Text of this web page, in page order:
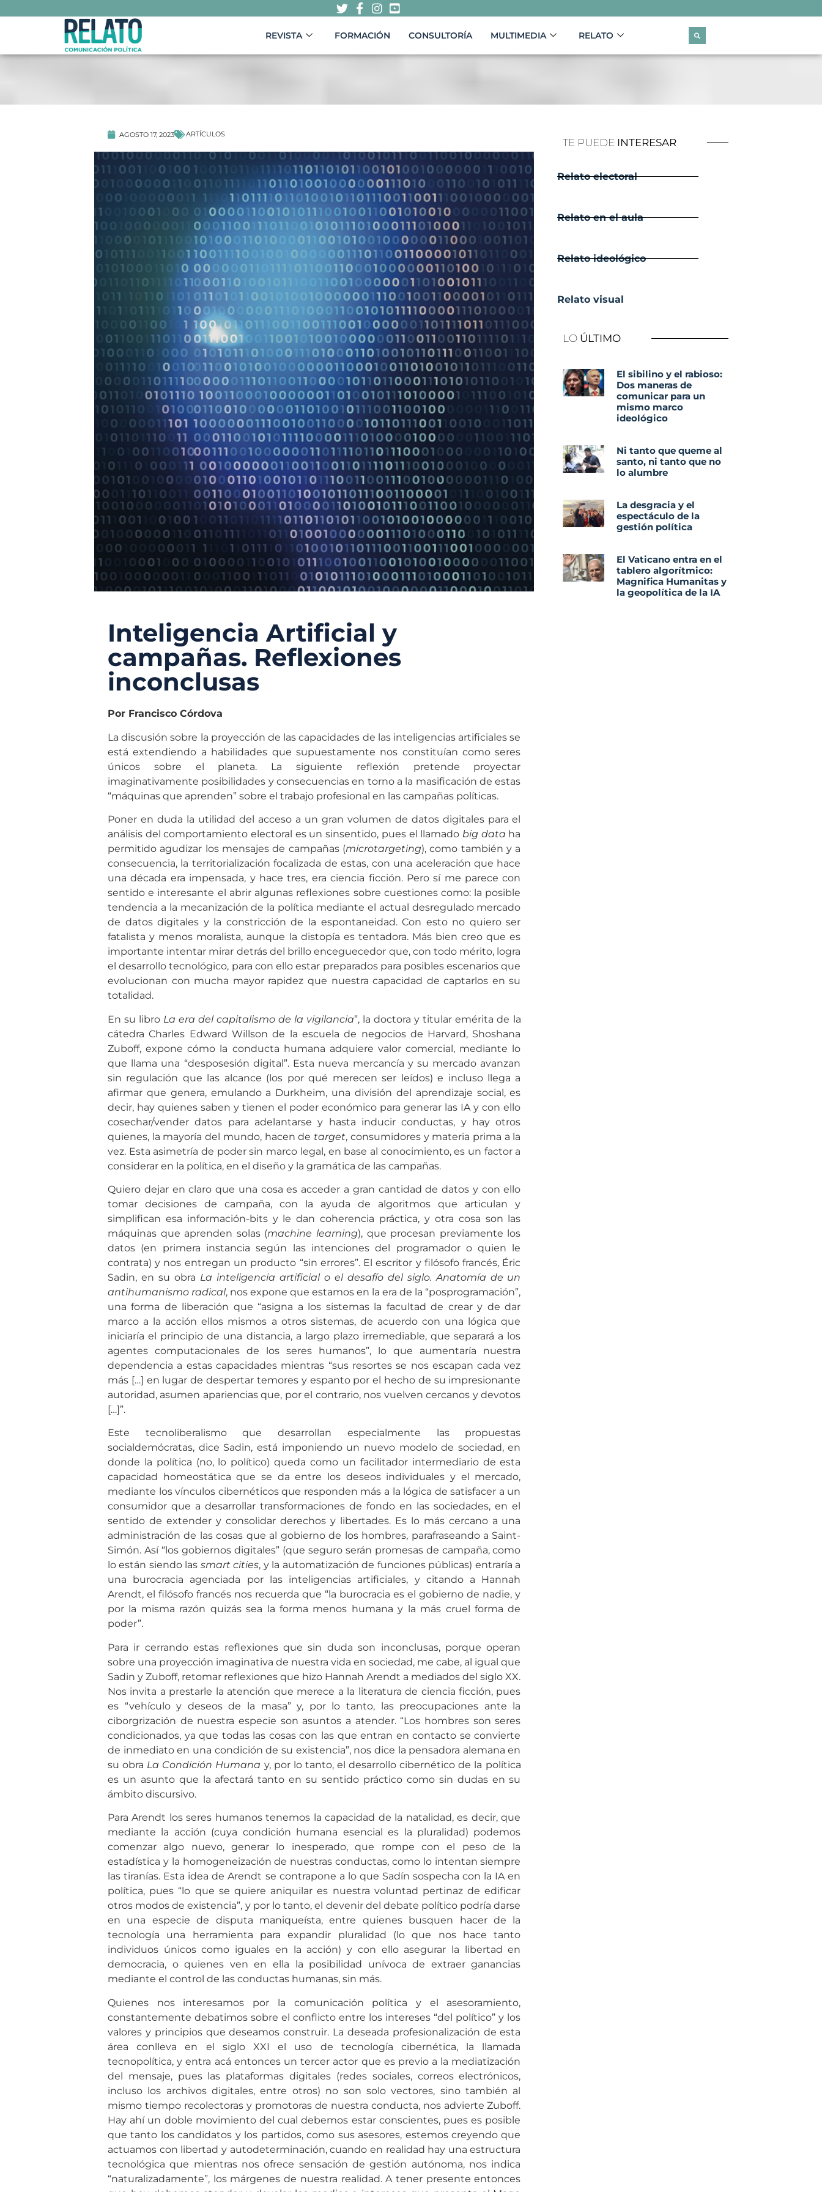
REVISTA FORMACIÓN CONSULTORÍA MULTIMEDIA RELATO
AGOSTO 17, 2023 ARTÍCULOS
Inteligencia Artificial y
campañas. Reflexiones
inconclusas
Por Francisco Córdova
La discusión sobre la proyección de las capacidades de las inteligencias artificiales se
está extendiendo a habilidades que supuestamente nos constituían como seres
únicos sobre el planeta. La siguiente reflexión pretende proyectar
imaginativamente posibilidades y consecuencias en torno a la masificación de estas
“máquinas que aprenden” sobre el trabajo profesional en las campañas políticas.
Poner en duda la utilidad del acceso a un gran volumen de datos digitales para el
análisis del comportamiento electoral es un sinsentido, pues el llamadobig data ha
permitido agudizar los mensajes de campañas (microtargeting), como también y a
consecuencia, la territorialización focalizada de estas, con una aceleración que hace
una década era impensada, y hace tres, era ciencia ficción. Pero sí me parece con
sentido e interesante el abrir algunas reflexiones sobre cuestiones como: la posible
tendencia a la mecanización de la política mediante el actual desregulado mercado
de datos digitales y la constricción de la espontaneidad. Con esto no quiero ser
fatalista y menos moralista, aunque la distopía es tentadora. Más bien creo que es
importante intentar mirar detrás del brillo enceguecedor que, con todo mérito, logra
el desarrollo tecnológico, para con ello estar preparados para posibles escenarios que
evolucionan con mucha mayor rapidez que nuestra capacidad de captarlos en su
totalidad.
En su libro La era del capitalismo de la vigilancia”, la doctora y titular emérita de la
cátedra Charles Edward Willson de la escuela de negocios de Harvard, Shoshana
Zuboff, expone cómo la conducta humana adquiere valor comercial, mediante lo
que llama una “desposesión digital”. Esta nueva mercancía y su mercado avanzan
sin regulación que las alcance (los por qué merecen ser leídos) e incluso llega a
afirmar que genera, emulando a Durkheim, una división del aprendizaje social, es
decir, hay quienes saben y tienen el poder económico para generar las IA y con ello
cosechar/vender datos para adelantarse y hasta inducir conductas, y hay otros
quienes, la mayoría del mundo, hacen de target, consumidores y materia prima a la
vez. Esta asimetría de poder sin marco legal, en base al conocimiento, es un factor a
considerar en la política, en el diseño y la gramática de las campañas.
Quiero dejar en claro que una cosa es acceder a gran cantidad de datos y con ello
tomar decisiones de campaña, con la ayuda de algoritmos que articulan y
simplifican esa información-bits y le dan coherencia práctica, y otra cosa son las
máquinas que aprenden solas (machine learning), que procesan previamente los
datos (en primera instancia según las intenciones del programador o quien le
contrata) y nos entregan un producto “sin errores”. El escritor y filósofo francés, Éric
Sadin, en su obra La inteligencia artificial o el desafío del siglo. Anatomía de un
antihumanismo radical, nos expone que estamos en la era de la “posprogramación”,
una forma de liberación que “asigna a los sistemas la facultad de crear y de dar
marco a la acción ellos mismos a otros sistemas, de acuerdo con una lógica que
iniciaría el principio de una distancia, a largo plazo irremediable, que separará a los
agentes computacionales de los seres humanos”, lo que aumentaría nuestra
dependencia a estas capacidades mientras “sus resortes se nos escapan cada vez
más […] en lugar de despertar temores y espanto por el hecho de su impresionante
autoridad, asumen apariencias que, por el contrario, nos vuelven cercanos y devotos
[…]”.
Este tecnoliberalismo que desarrollan especialmente las propuestas
socialdemócratas, dice Sadin, está imponiendo un nuevo modelo de sociedad, en
donde la política (no, lo político) queda como un facilitador intermediario de esta
capacidad homeostática que se da entre los deseos individuales y el mercado,
mediante los vínculos cibernéticos que responden más a la lógica de satisfacer a un
consumidor que a desarrollar transformaciones de fondo en las sociedades, en el
sentido de extender y consolidar derechos y libertades. Es lo más cercano a una
administración de las cosas que al gobierno de los hombres, parafraseando a Saint-
Simón. Así “los gobiernos digitales” (que seguro serán promesas de campaña, como
lo están siendo las smart cities, y la automatización de funciones públicas) entraría a
una burocracia agenciada por las inteligencias artificiales, y citando a Hannah
Arendt, el filósofo francés nos recuerda que “la burocracia es el gobierno de nadie, y
por la misma razón quizás sea la forma menos humana y la más cruel forma de
poder”.
Para ir cerrando estas reflexiones que sin duda son inconclusas, porque operan
sobre una proyección imaginativa de nuestra vida en sociedad, me cabe, al igual que
Sadin y Zuboff, retomar reflexiones que hizo Hannah Arendt a mediados del siglo XX.
Nos invita a prestarle la atención que merece a la literatura de ciencia ficción, pues
es “vehículo y deseos de la masa” y, por lo tanto, las preocupaciones ante la
ciborgrización de nuestra especie son asuntos a atender. “Los hombres son seres
condicionados, ya que todas las cosas con las que entran en contacto se convierte
de inmediato en una condición de su existencia”, nos dice la pensadora alemana en
su obra La Condición Humana y, por lo tanto, el desarrollo cibernético de la política
es un asunto que la afectará tanto en su sentido práctico como sin dudas en su
ámbito discursivo.
Para Arendt los seres humanos tenemos la capacidad de la natalidad, es decir, que
mediante la acción (cuya condición humana esencial es la pluralidad) podemos
comenzar algo nuevo, generar lo inesperado, que rompe con el peso de la
estadística y la homogeneización de nuestras conductas, como lo intentan siempre
las tiranías. Esta idea de Arendt se contrapone a lo que Sadín sospecha con la IA en
política, pues “lo que se quiere aniquilar es nuestra voluntad pertinaz de edificar
otros modos de existencia”, y por lo tanto, el devenir del debate político podría darse
en una especie de disputa maniqueísta, entre quienes busquen hacer de la
tecnología una herramienta para expandir pluralidad (lo que nos hace tanto
individuos únicos como iguales en la acción) y con ello asegurar la libertad en
democracia, o quienes ven en ella la posibilidad unívoca de extraer ganancias
mediante el control de las conductas humanas, sin más.
Quienes nos interesamos por la comunicación política y el asesoramiento,
constantemente debatimos sobre el conflicto entre los intereses “del político” y los
valores y principios que deseamos construir. La deseada profesionalización de esta
área conlleva en el siglo XXI el uso de tecnología cibernética, la llamada
tecnopolítica, y entra acá entonces un tercer actor que es previo a la mediatización
del mensaje, pues las plataformas digitales (redes sociales, correos electrónicos,
incluso los archivos digitales, entre otros) no son solo vectores, sino también al
mismo tiempo recolectoras y promotoras de nuestra conducta, nos advierte Zuboff.
Hay ahí un doble movimiento del cual debemos estar conscientes, pues es posible
que tanto los candidatos y los partidos, como sus asesores, estemos creyendo que
actuamos con libertad y autodeterminación, cuando en realidad hay una estructura
tecnológica que mientras nos ofrece sensación de gestión autónoma, nos indica
“naturalizadamente”, los márgenes de nuestra realidad. A tener presente entonces
TE PUEDE INTERESAR
Relato electoral
Relato en el aula
Relato ideológico
Relato visual
LO ÚLTIMO
El sibilino y el rabioso:
Dos maneras de
comunicar para un
mismo marco
ideológico
Ni tanto que queme al
santo, ni tanto que no
lo alumbre
La desgracia y el
espectáculo de la
gestión política
El Vaticano entra en el
tablero algorítmico:
Magnifica Humanitas y
la geopolítica de la IA